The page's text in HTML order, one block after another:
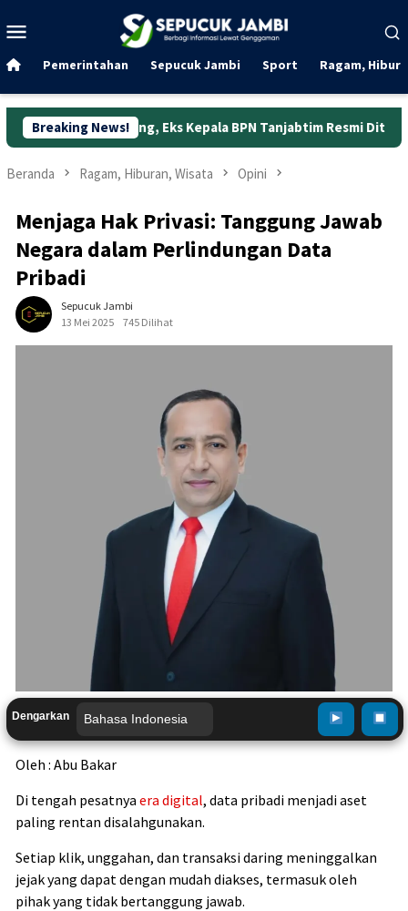
ke
Mobile
Pemerintahan Sepucuk Jambi Sport Ragam,
Breaking News!
Eks Kepala BPN Tanjabtim Resmi Ditahan Dunia
Beranda Ragam, Hiburan, Wisata Opini
Menjaga Hak Privasi: Tanggung Jawab
Negara dalam Perlindungan Data
Pribadi
Sepucuk Jambi
13 Mei 2025
745 Dilihat
Dengarkan
Oleh : Abu Bakar
Di tengah pesatnya era digital, data pribadi menjadi aset
paling rentan disalahgunakan.
Setiap klik, unggahan, dan transaksi daring meninggalkan
jejak yang dapat dengan mudah diakses, termasuk oleh
pihak yang tidak bertanggung jawab.